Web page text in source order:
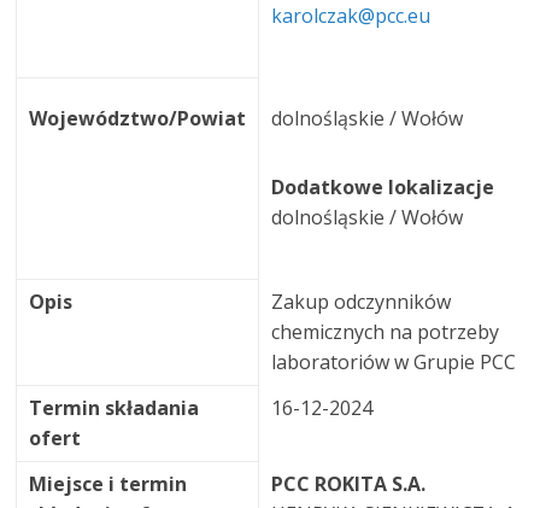
karolczak@pcc.eu
Województwo/Powiat dolnośląskie / Wołów
Dodatkowe lokalizacje
dolnośląskie / Wołów
Opis
Zakup odczynników
chemicznych na potrzeby
laboratoriów w Grupie PCC
Termin składania
ofert
16-12-2024
Miejsce i termin
PCC ROKITA S.A.